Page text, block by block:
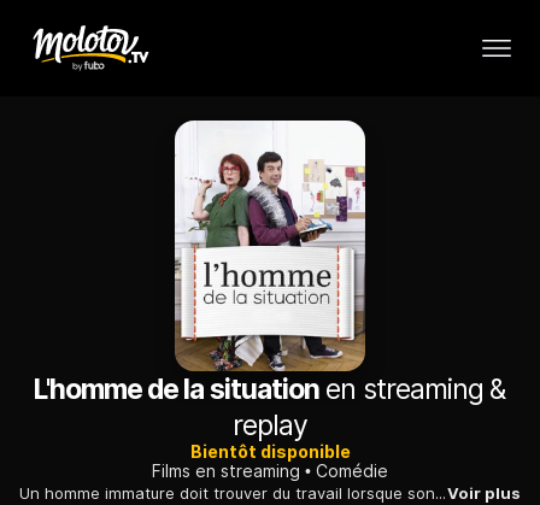
L'homme de la situation en streaming &
replay
Bientôt disponible
Films en streaming
Comédie
Un homme immature doit trouver du travail lorsque son père lui coupe les vivres. Il est engagé comme nourrice par une avocate, mère de trois enfants.Voir plus